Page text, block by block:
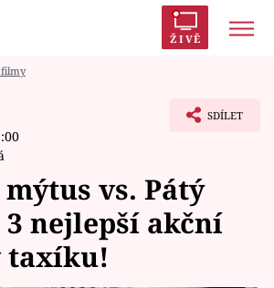
ŽIVĚ
filmy
SDÍLET
vs. Pátý
nejlepší akční
taxíku!